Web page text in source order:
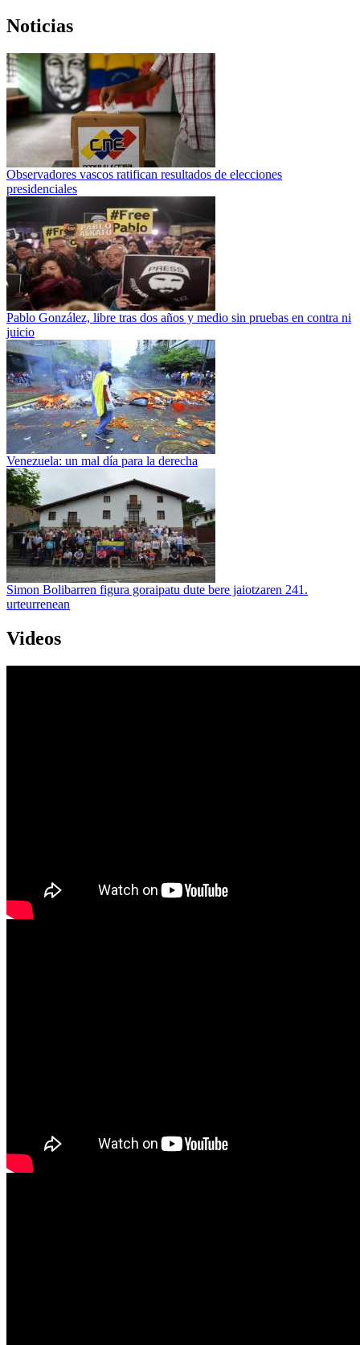
Noticias
Observadores vascos ratifican resultados de elecciones
presidenciales
Pablo González, libre tras dos años y medio sin pruebas en contra ni
juicio
Venezuela: un mal día para la derecha
Simon Bolibarren figura goraipatu dute bere jaiotzaren 241.
urteurrenean
Videos